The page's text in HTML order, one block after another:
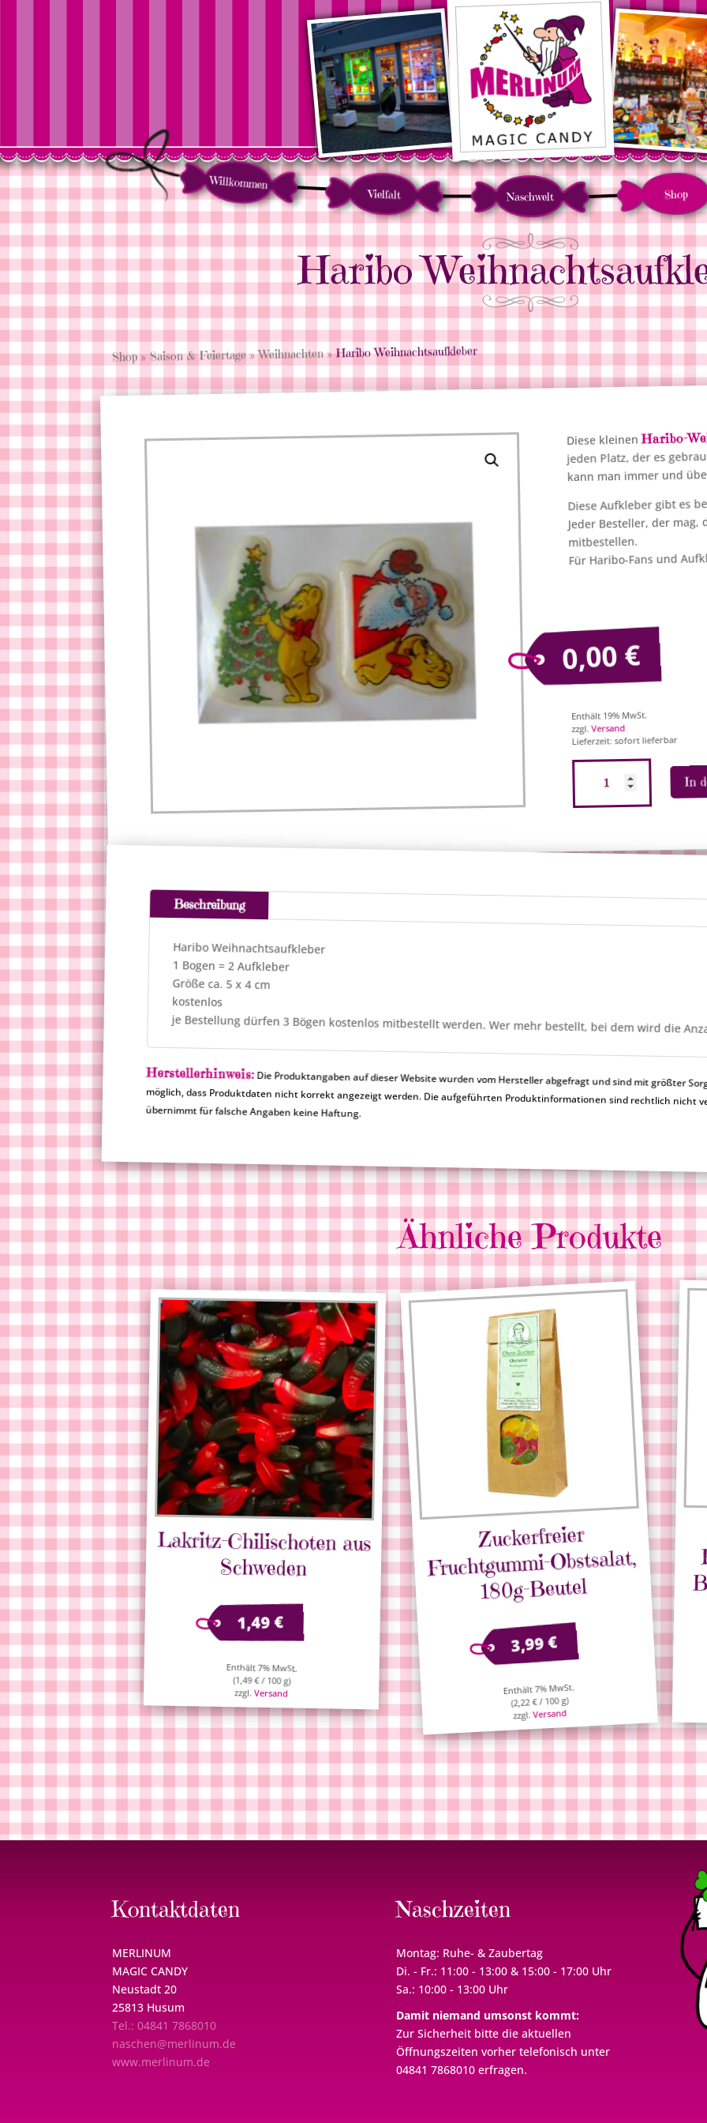
Willkommen
Vielfalt Naschwelt Shop
Haribo
Shop»Saison & Feiertage»Weihnachten» Haribo Weihnachtsaufkleber
Diese kleinenHaribo-
jeden Platz, der es
kann man immer und
Diese Aufkleber gibt es
Jeder Besteller, der
mitbestellen.
Für Haribo-Fans und
0,00€
Enthält 19% MwSt.
zzgl.Versand
Lieferzeit: sofort lieferbar
Haribo
Weihnachtsaufkleber
Menge
In
Beschreibung
Haribo Weihnachtsaufkleber
1 Bogen = 2 Aufkleber
Größe ca. 5 x 4 cm
kostenlos
je Bestellung dürfen 3 Bögen kostenlos mitbestellt werden. Wer mehr bestellt, bei dem wird die
Herstellerhinweis:Die Produktangaben auf dieser Website wurden vom Hersteller abgefragt und sind mit größter
möglich, dass Produktdaten nicht korrekt angezeigt werden. Die aufgeführten Produktinformationen sind
übernimmt für falsche Angaben keine Haftung.
Ähnliche Produkte
Lakritz-Chilischoten aus
Schweden
1,49€
Enthält 7% MwSt.
(1,49€/ 100 g)
zzgl.Versand
Zuckerfreier
Fruchtgummi-Obstsalat,
180g-Beutel
3,99€
Enthält 7% MwSt.
(2,22€/ 100 g)
zzgl.Versand
Kontaktdaten
MERLINUM
MAGIC CANDY
Neustadt 20
25813 Husum
Tel.: 04841 7868010
naschen@merlinum.de
www.merlinum.de
Naschzeiten
Montag: Ruhe- & Zaubertag
Di. - Fr.: 11:00 - 13:00 & 15:00 - 17:00 Uhr
Sa.: 10:00 - 13:00 Uhr
Damit niemand umsonst kommt:
Zur Sicherheit bitte die aktuellen
Öffnungszeiten vorher telefonisch unter
04841 7868010 erfragen.